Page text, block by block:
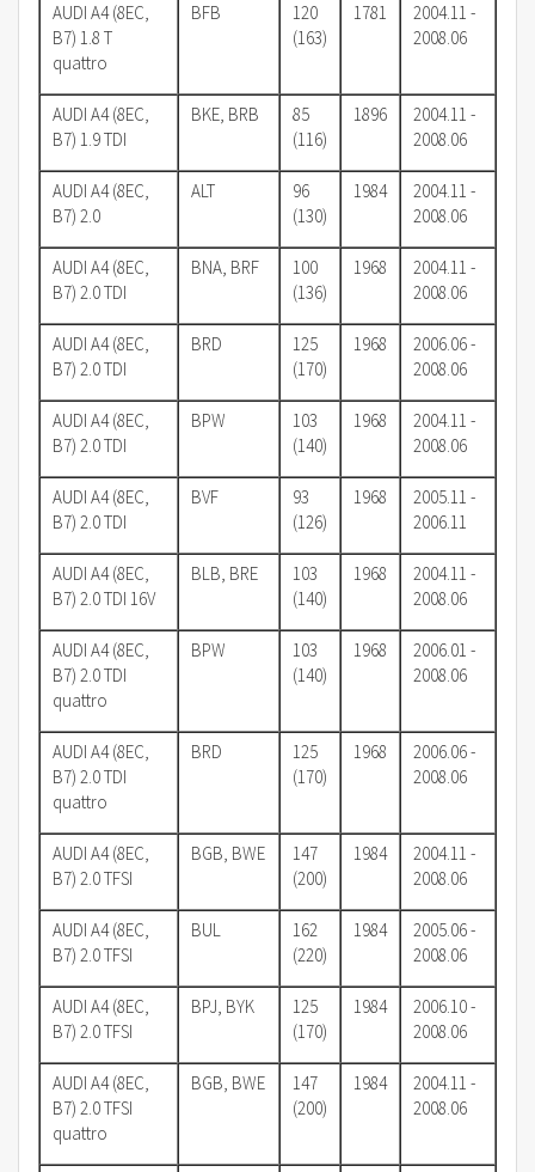
AUDI A4 (8EC,
B7) 1.8 T
quattro
BFB
120
(163)
1781
2004.11 -
2008.06
AUDI A4 (8EC,
B7) 1.9 TDI
BKE, BRB
85
(116)
1896
2004.11 -
2008.06
AUDI A4 (8EC,
B7) 2.0
ALT
96
(130)
1984
2004.11 -
2008.06
AUDI A4 (8EC,
B7) 2.0 TDI
BNA, BRF
100
(136)
1968
2004.11 -
2008.06
AUDI A4 (8EC,
B7) 2.0 TDI
BRD
125
(170)
1968
2006.06 -
2008.06
AUDI A4 (8EC,
B7) 2.0 TDI
BPW
103
(140)
1968
2004.11 -
2008.06
AUDI A4 (8EC,
B7) 2.0 TDI
BVF
93
(126)
1968
2005.11 -
2006.11
AUDI A4 (8EC,
B7) 2.0 TDI 16V
BLB, BRE
103
(140)
1968
2004.11 -
2008.06
AUDI A4 (8EC,
B7) 2.0 TDI
quattro
BPW
103
(140)
1968
2006.01 -
2008.06
AUDI A4 (8EC,
B7) 2.0 TDI
quattro
BRD
125
(170)
1968
2006.06 -
2008.06
AUDI A4 (8EC,
B7) 2.0 TFSI
BGB, BWE
147
(200)
1984
2004.11 -
2008.06
AUDI A4 (8EC,
B7) 2.0 TFSI
BUL
162
(220)
1984
2005.06 -
2008.06
AUDI A4 (8EC,
B7) 2.0 TFSI
BPJ, BYK
125
(170)
1984
2006.10 -
2008.06
AUDI A4 (8EC,
B7) 2.0 TFSI
quattro
BGB, BWE
147
(200)
1984
2004.11 -
2008.06